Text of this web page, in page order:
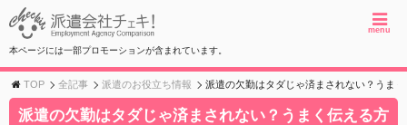
menu
本ページには一部プロモーションが含まれています。
TOP 全記事 派遣のお役立ち情報 派遣の欠勤はタダじゃ済まされない？うま
派遣の欠勤はタダじゃ済まされない？うまく伝える方